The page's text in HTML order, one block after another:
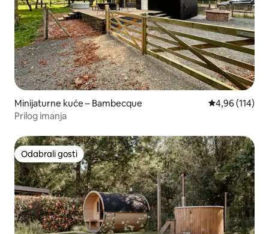
Minijaturne kuće – Bambecque Prosječna
4,96 (114)
Prilog imanja
Odabrali gosti
Odabrali gosti